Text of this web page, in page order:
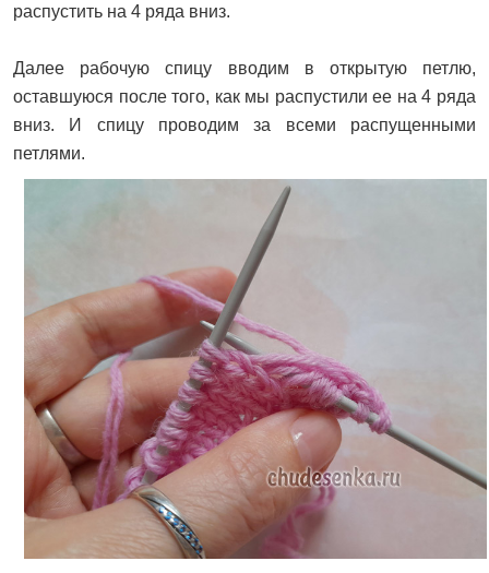
распустить на 4 ряда вниз.
Далее рабочую спицу вводим в открытую петлю,
оставшуюся после того, как мы распустили ее на 4 ряда
вниз. И спицу проводим за всеми распущенными
петлями.